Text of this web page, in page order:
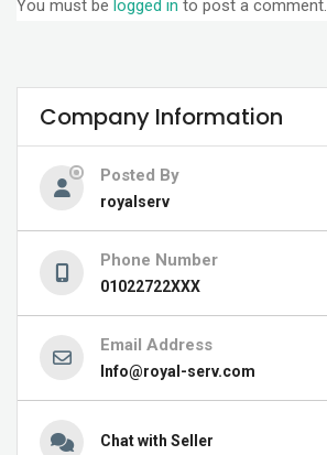
You must be logged in to post a comment.
Company Information
Posted By
royalserv
Phone Number
01022722XXX
Email Address
Info@royal-serv.com
Chat with Seller